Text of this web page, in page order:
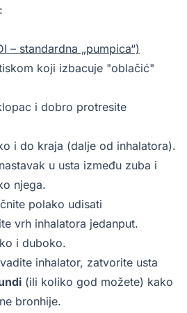
– standardna „pumpica“)
koji izbacuje "oblačić"
i dobro protresite
i do kraja (dalje od inhalatora).
u usta između zuba i
njega.
polako udisati
vrh inhalatora jedanput.
i duboko.
inhalator, zatvorite usta
(ili koliko god možete) kako
bronhije.